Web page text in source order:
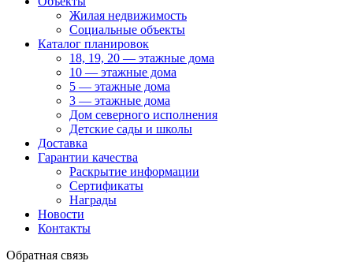
Жилая недвижимость
Социальные объекты
Каталог планировок
18, 19, 20 — этажные дома
10 — этажные дома
5 — этажные дома
3 — этажные дома
Дом северного исполнения
Детские сады и школы
Доставка
Гарантии качества
Раскрытие информации
Сертификаты
Награды
Новости
Контакты
Обратная связь